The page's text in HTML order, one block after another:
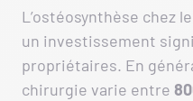
L’ostéosynthèse chez
un investissement
propriétaires. En
chirurgie varie entre